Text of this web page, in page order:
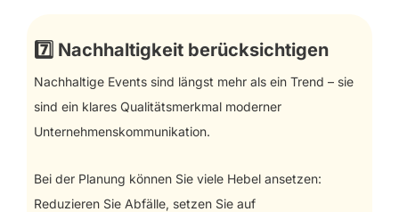
7️⃣ Nachhaltigkeit berücksichtigen
Nachhaltige Events sind längst mehr als ein Trend – sie
sind ein klares Qualitätsmerkmal moderner
Unternehmenskommunikation.
Bei der Planung können Sie viele Hebel ansetzen:
Reduzieren Sie Abfälle, setzen Sie auf